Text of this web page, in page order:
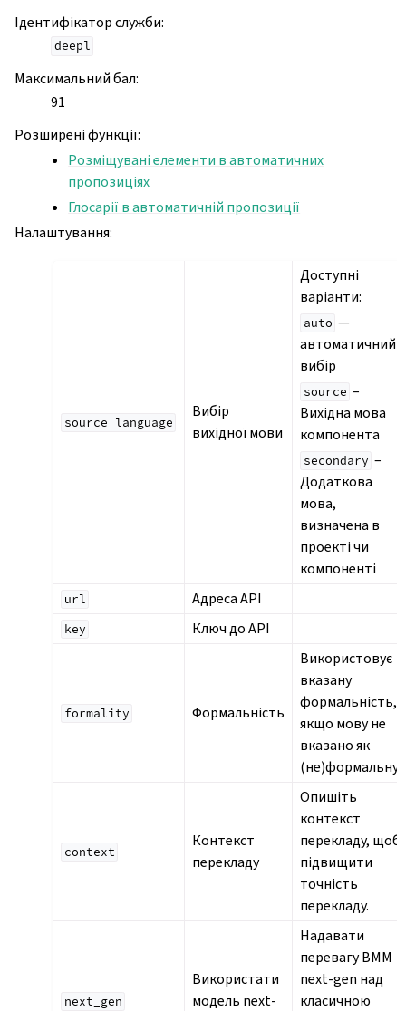
Ідентифікатор служби:
deepl
Максимальний бал:
91
Розширені функції:
Розміщувані елементи в автоматичних
пропозиціях
Глосарії в автоматичній пропозиції
Налаштування:
source_language
Вибір
вихідної мови
Доступні
варіанти:
auto —
автоматичний
вибір
source –
Вихідна мова
компонента
secondary –
Додаткова
мова,
визначена в
проекті чи
компоненті
url Адреса API
key Ключ до API
formality Формальність
Використовує
вказану
формальність,
якщо мову не
вказано як
(не)формальну
context
Контекст
перекладу
Опишіть
контекст
перекладу, щоб
підвищити
точність
перекладу.
next_gen
Використати
модель next-
Надавати
перевагу ВММ
next-gen над
класичною